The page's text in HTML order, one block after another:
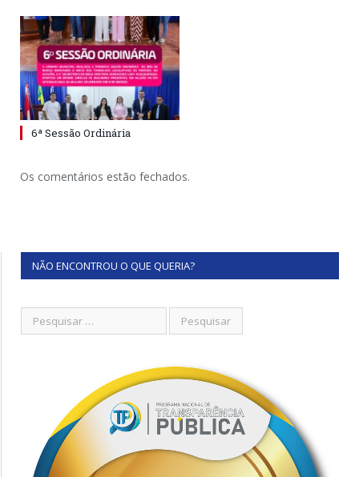
6ª Sessão Ordinária
Os comentários estão fechados.
NÃO ENCONTROU O QUE QUERIA?